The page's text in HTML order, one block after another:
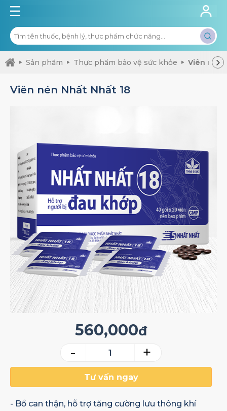
Sản phẩm Thực phẩm bảo vệ sức khỏe Viên nén
Viên nén Nhất Nhất 18
560,000đ
- +
Tư vấn ngay
- Bổ can thận, hỗ trợ tăng cường lưu thông khí